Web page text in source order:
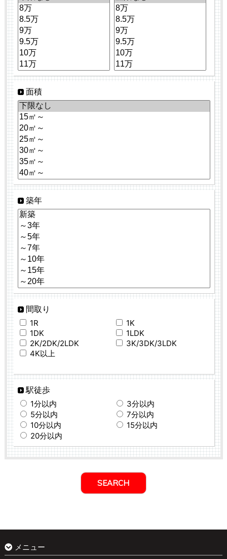
面積
築年
間取り
1R
1K
1DK
1LDK
2K/2DK/2LDK
3K/3DK/3LDK
4K以上
駅徒歩
1分以内
3分以内
5分以内
7分以内
10分以内
15分以内
20分以内
メニュー